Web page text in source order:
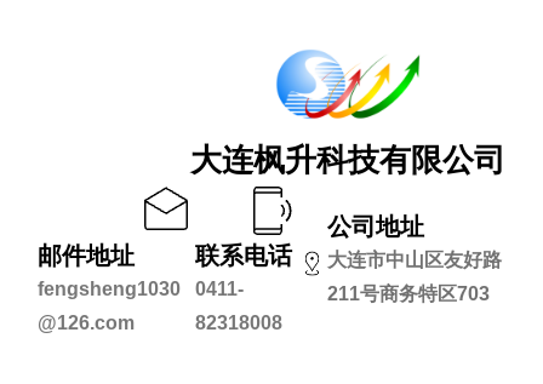
大连枫升科技有限公司
邮件地址
fengsheng1030
@126.com
联系电话
0411-
82318008
公司地址
大连市中山区友好路
211号商务特区703